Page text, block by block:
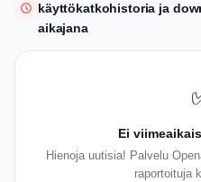
käyttökatkohistoria ja
aikajana
Ei
Hienoja uutisia! Palvelu
raportoituja